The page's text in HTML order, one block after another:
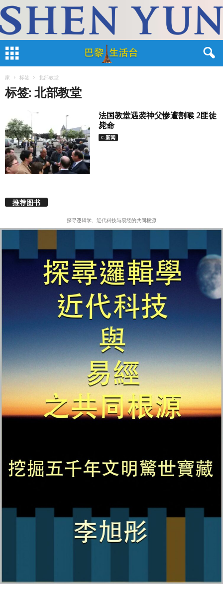
家 标签 北部教堂
标签: 北部教堂
法国教堂遇袭神父惨遭割喉 2匪徒
毙命
C.新闻
推荐图书
探寻逻辑学、近代科技与易经的共同根源